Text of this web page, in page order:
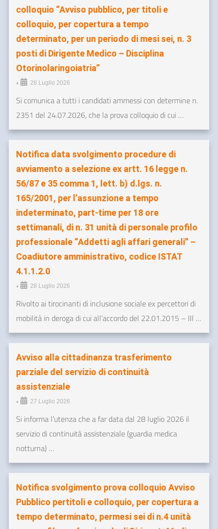
colloquio “Avviso pubblico, per titoli e
colloquio, per copertura a tempo
determinato, per un periodo di mesi sei, n. 3
posti di Dirigente Medico – Disciplina
Otorinolaringoiatria”
• 28 Luglio 2026
Si comunica a tutti i candidati ammessi con determine n.
2351 del 24.07.2026, che la prova colloquio di cui …
Notifica data svolgimento procedure di
avviamento a selezione ex artt. 16 legge n.
56/87 e 35 comma 1, lett. b) d.lgs. n.
165/2001, per l’assunzione a tempo
indeterminato, part-time per 18 ore
settimanali, di n. 31 unità di personale profilo
professionale “Addetti agli affari generali” –
Coadiutore amministrativo, codice ISTAT
4.1.1.2.0
• 28 Luglio 2026
Rivolto ai tirocinanti di inclusione sociale ex percettori di
mobilità in deroga di cui all’accordo del 22.01.2015 – III …
Avviso alla cittadinanza trasferimento
parziale del servizio di continuità
assistenziale
• 27 Luglio 2026
Si informa l’utenza che a far data dal 28 luglio 2026 il
servizio di continuità assistenziale (guardia medica
notturna) …
Notifica svolgimento prova colloquio Avviso
Pubblico pertitoli e colloquio, per copertura a
tempo determinato, permesi sei di n.4 unità